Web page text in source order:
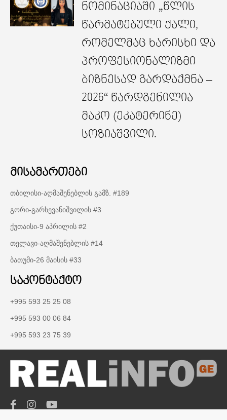
ნომინაციაში „წლის
წარმატებული ქალი,
რომელმაც ხარისხი და
პროფესიონალიზმი
ბიზნესად გარდაქმნა –
2026“ წარდგენილია
მაკო (ეკატერინე)
სოზიაშვილი.
მისამართები
თბილისი-აღმაშენებლის გამზ. #189
გორი-გარსევანიშვილის #3
ქუთაისი-9 აპრილის #2
თელავი-აღმაშენებლის #14
ბათუმი-26 მაისის #33
საკონტაქტო
+995 593 25 25 08
+995 593 00 06 84
+995 593 23 75 39